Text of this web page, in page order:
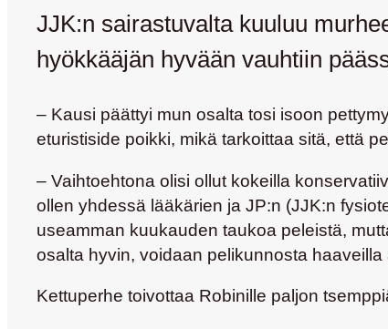
JJK:n sairastuvalta kuuluu
hyökkääjän hyvään vauhtiin
– Kausi päättyi mun osalta tosi isoon
eturistiside poikki, mikä tarkoittaa sitä, että
– Vaihtoehtona olisi ollut kokeilla
ollen yhdessä lääkärien ja JP:n (JJK:n
useamman kuukauden taukoa peleistä,
osalta hyvin, voidaan pelikunnosta
Kettuperhe toivottaa Robinille paljon